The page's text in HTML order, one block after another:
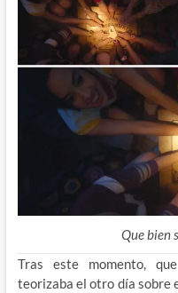
Que bien
Tras este momento,
teorizaba el otro día sobre